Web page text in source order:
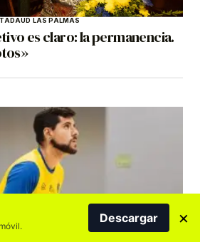
UD LAS PALMAS
es claro: la permanencia.
GRAN CANARIA VOLEIBOL
Descargar ×